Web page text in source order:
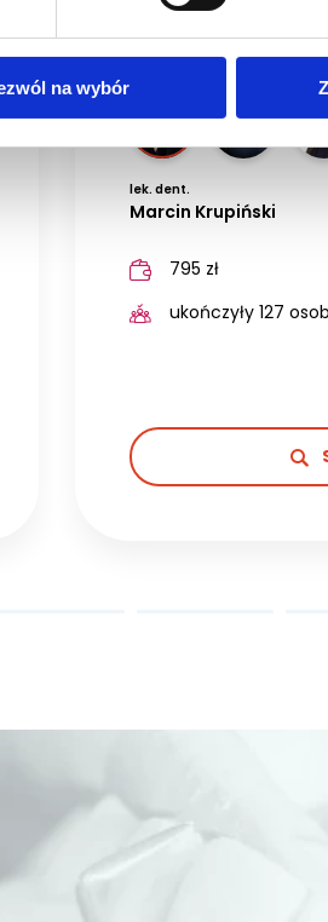
na wybór
lek. dent.
Marcin Krupiński
795 zł
ukończyły 127